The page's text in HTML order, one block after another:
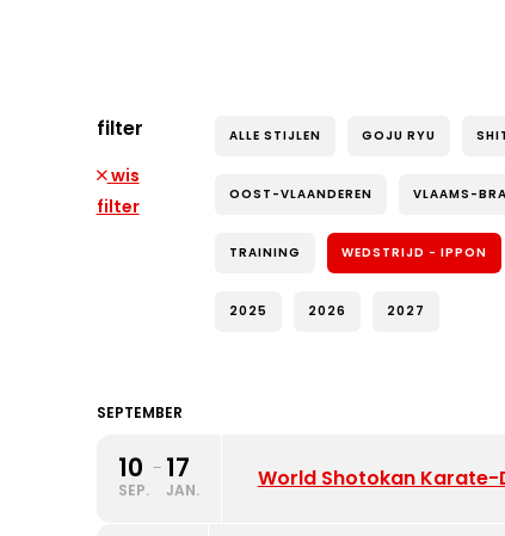
filter
wis
filter
ALLE STIJLEN GOJU RYU
OOST-VLAANDEREN VLAAMS-
TRAINING WEDSTRIJD - IPPON
2025 2026 2027
SEPTEMBER
10
SEP.
- 17
JAN. World Shotokan Karate-